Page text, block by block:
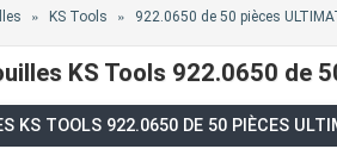
» KS Tools » 922.0650 de 50 pièces
KS Tools 922.0650 de
KS TOOLS 922.0650 DE 50 PIÈCES